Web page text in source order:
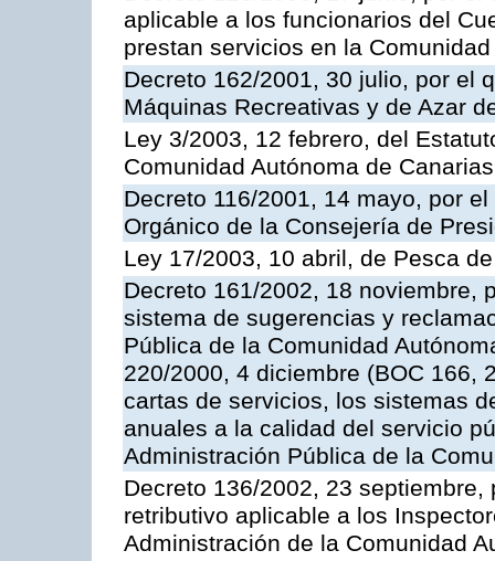
aplicable a los funcionarios del
prestan servicios en la
Decreto 162/2001, 30 julio, por el
Máquinas Recreativas y de Azar
Ley 3/2003, 12 febrero, del
Comunidad Autónoma de Canarias
Decreto 116/2001, 14 mayo, por
Orgánico de la Consejería de
Ley 17/2003, 10 abril, de Pesca
Decreto 161/2002, 18 noviembre,
sistema de sugerencias y
Pública de la Comunidad
220/2000, 4 diciembre (BOC 166,
cartas de servicios, los sistemas
anuales a la calidad del servicio
Administración Pública de la
Decreto 136/2002, 23
retributivo aplicable a los
Administración de la Comunidad